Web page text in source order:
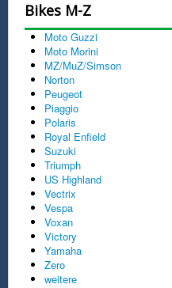
Bikes M-Z
Moto Guzzi
Moto Morini
MZ/MuZ/Simson
Norton
Peugeot
Piaggio
Polaris
Royal Enfield
Suzuki
Triumph
US Highland
Vectrix
Vespa
Voxan
Victory
Yamaha
Zero
weitere